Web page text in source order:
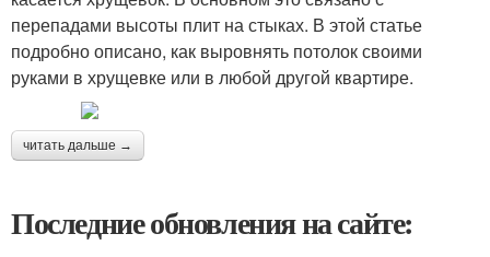
перепадами высоты плит на стыках. В этой статье
подробно описано, как выровнять потолок своими
руками в хрущевке или в любой другой квартире.
читать дальше →
Последние обновления на сайте: